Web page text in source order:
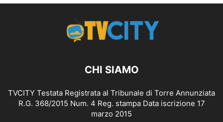
CHI SIAMO
TVCITY Testata Registrata al Tribunale di Torre Annunziata
R.G. 368/2015 Num. 4 Reg. stampa Data iscrizione 17
marzo 2015